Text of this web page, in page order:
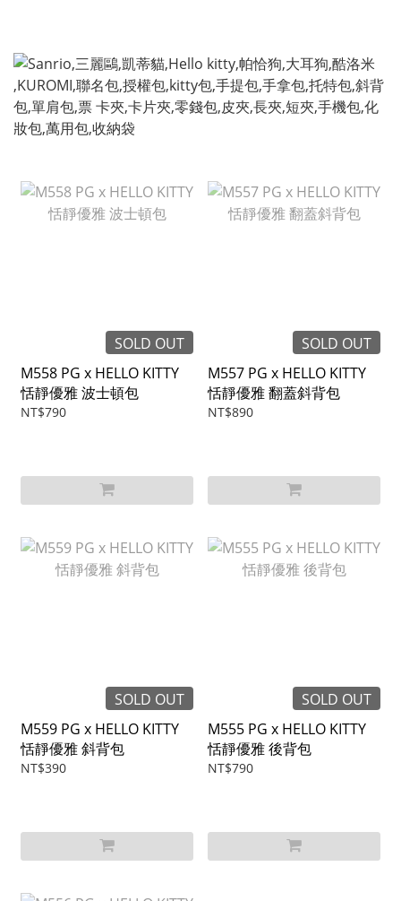
SOLD OUT
M558 PG x HELLO KITTY
恬靜優雅 波士頓包
NT$790
SOLD OUT
M557 PG x HELLO KITTY
恬靜優雅 翻蓋斜背包
NT$890
SOLD OUT
M559 PG x HELLO KITTY
恬靜優雅 斜背包
NT$390
SOLD OUT
M555 PG x HELLO KITTY
恬靜優雅 後背包
NT$790